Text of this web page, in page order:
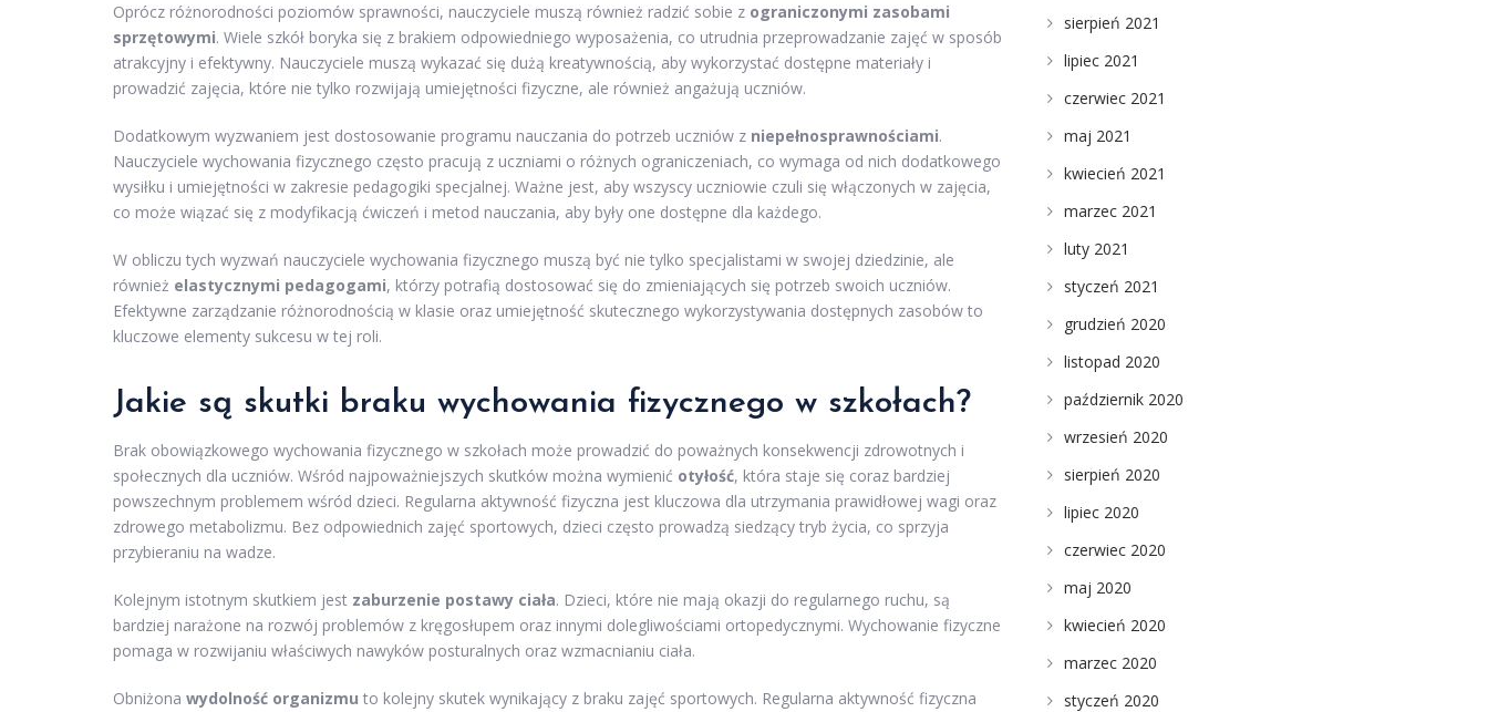
Oprócz różnorodności poziomów sprawności, nauczyciele muszą również radzić sobie z ograniczonymi zasobami
sprzętowymi. Wiele szkół boryka się z brakiem odpowiedniego wyposażenia, co utrudnia przeprowadzanie zajęć w sposób
atrakcyjny i efektywny. Nauczyciele muszą wykazać się dużą kreatywnością, aby wykorzystać dostępne materiały i
prowadzić zajęcia, które nie tylko rozwijają umiejętności fizyczne, ale również angażują uczniów.
Dodatkowym wyzwaniem jest dostosowanie programu nauczania do potrzeb uczniów z niepełnosprawnościami.
Nauczyciele wychowania fizycznego często pracują z uczniami o różnych ograniczeniach, co wymaga od nich dodatkowego
wysiłku i umiejętności w zakresie pedagogiki specjalnej. Ważne jest, aby wszyscy uczniowie czuli się włączonych w zajęcia,
co może wiązać się z modyfikacją ćwiczeń i metod nauczania, aby były one dostępne dla każdego.
W obliczu tych wyzwań nauczyciele wychowania fizycznego muszą być nie tylko specjalistami w swojej dziedzinie, ale
również elastycznymi pedagogami, którzy potrafią dostosować się do zmieniających się potrzeb swoich uczniów.
Efektywne zarządzanie różnorodnością w klasie oraz umiejętność skutecznego wykorzystywania dostępnych zasobów to
kluczowe elementy sukcesu w tej roli.
Jakie są skutki braku wychowania fizycznego w szkołach?
Brak obowiązkowego wychowania fizycznego w szkołach może prowadzić do poważnych konsekwencji zdrowotnych i
społecznych dla uczniów. Wśród najpoważniejszych skutków można wymienić otyłość, która staje się coraz bardziej
powszechnym problemem wśród dzieci. Regularna aktywność fizyczna jest kluczowa dla utrzymania prawidłowej wagi oraz
zdrowego metabolizmu. Bez odpowiednich zajęć sportowych, dzieci często prowadzą siedzący tryb życia, co sprzyja
przybieraniu na wadze.
Kolejnym istotnym skutkiem jest zaburzenie postawy ciała. Dzieci, które nie mają okazji do regularnego ruchu, są
bardziej narażone na rozwój problemów z kręgosłupem oraz innymi dolegliwościami ortopedycznymi. Wychowanie fizyczne
pomaga w rozwijaniu właściwych nawyków posturalnych oraz wzmacnianiu ciała.
Obniżona wydolność organizmu to kolejny skutek wynikający z braku zajęć sportowych. Regularna aktywność fizyczna
sierpień 2021
lipiec 2021
czerwiec 2021
maj 2021
kwiecień 2021
marzec 2021
luty 2021
styczeń 2021
grudzień 2020
listopad 2020
październik 2020
wrzesień 2020
sierpień 2020
lipiec 2020
czerwiec 2020
maj 2020
kwiecień 2020
marzec 2020
styczeń 2020